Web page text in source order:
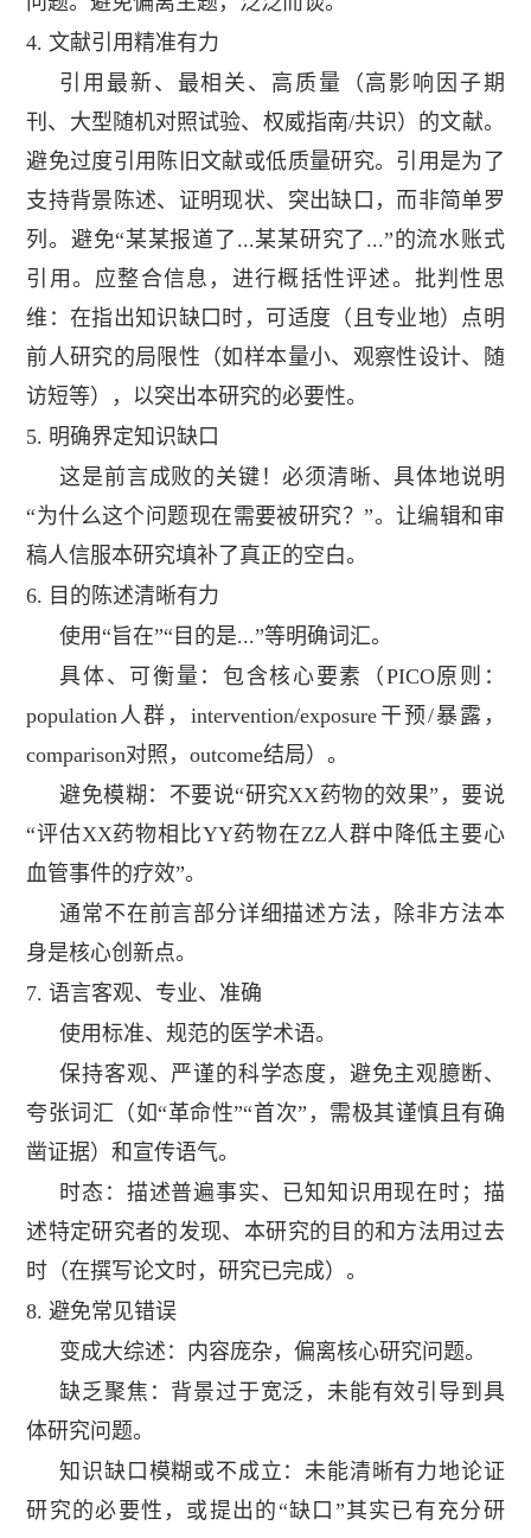
4. 文献引用精准有力
引用最新、最相关、高质量（高影响因子期
刊、大型随机对照试验、权威指南/共识）的文献。
避免过度引用陈旧文献或低质量研究。引用是为了
支持背景陈述、证明现状、突出缺口，而非简单罗
列。避免“某某报道了 ...某某研究了 ...”的流水账式
引用。应整合信息，进行概括性评述。批判性思
维：在指出知识缺口时，可适度（且专业地）点明
前人研究的局限性（如样本量小、观察性设计、随
访短等），以突出本研究的必要性。
5. 明确界定知识缺口
这是前言成败的关键！必须清晰、具体地说明
“为什么这个问题现在需要被研究？”。让编辑和审
稿人信服本研究填补了真正的空白。
6. 目的陈述清晰有力
使用“旨在”“目的是...”等明确词汇。
具体、可衡量：包含核心要素（ PICO原则：
population人群，intervention/exposure 干预/暴露，
comparison对照，outcome结局）。
避免模糊：不要说“研究XX药物的效果”，要说
“评估XX药物相比YY药物在ZZ人群中降低主要心
血管事件的疗效”。
通常不在前言部分详细描述方法，除非方法本
身是核心创新点。
7.语言客观、专业、准确
使用标准、规范的医学术语。
保持客观、严谨的科学态度，避免主观臆断、
夸张词汇（如“革命性”“首次”，需极其谨慎且有确
凿证据）和宣传语气。
时态：描述普遍事实、已知知识用现在时；描
述特定研究者的发现、本研究的目的和方法用过去
时（在撰写论文时，研究已完成）。
8.避免常见错误
变成大综述：内容庞杂，偏离核心研究问题。
缺乏聚焦：背景过于宽泛，未能有效引导到具
体研究问题。
知识缺口模糊或不成立：未能清晰有力地论证
研究的必要性，或提出的“缺口”其实已有充分研